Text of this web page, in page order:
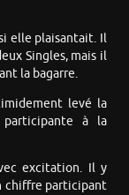
elle plaisantait. Il
Singles, mais il
la bagarre.
levé la
participante à la
excitation. Il y
chiffre participant